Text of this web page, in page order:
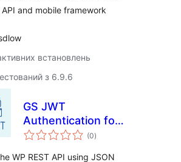
and mobile framework
встановлень
з 6.9.6
GS JWT
Authentication for
WP REST API
(0загальний
рейтинг
)
WP REST API using JSON